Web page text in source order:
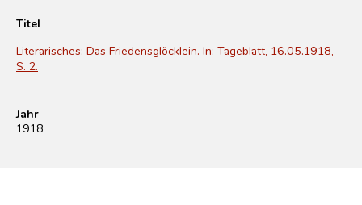
Titel
Literarisches: Das Friedensglöcklein. In: Tageblatt, 16.05.1918,
S. 2.
Jahr
1918